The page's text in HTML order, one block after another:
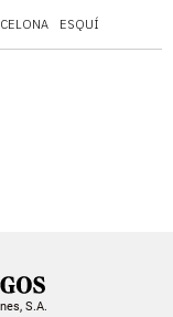
ESQUÍ
S.A.